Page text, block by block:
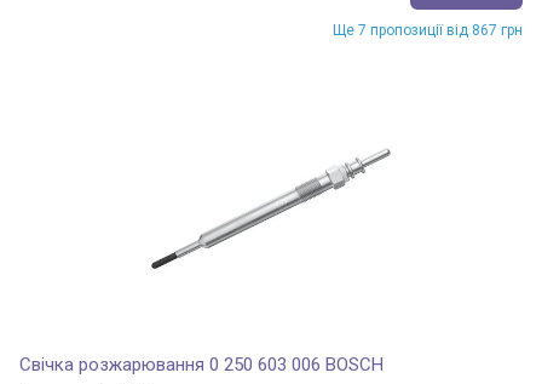
Ще 7 пропозиції від 867 грн
Свічка розжарювання 0 250 603 006 BOSCH